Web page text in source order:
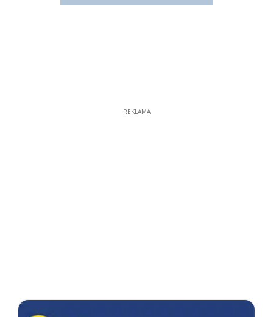
REKLAMA